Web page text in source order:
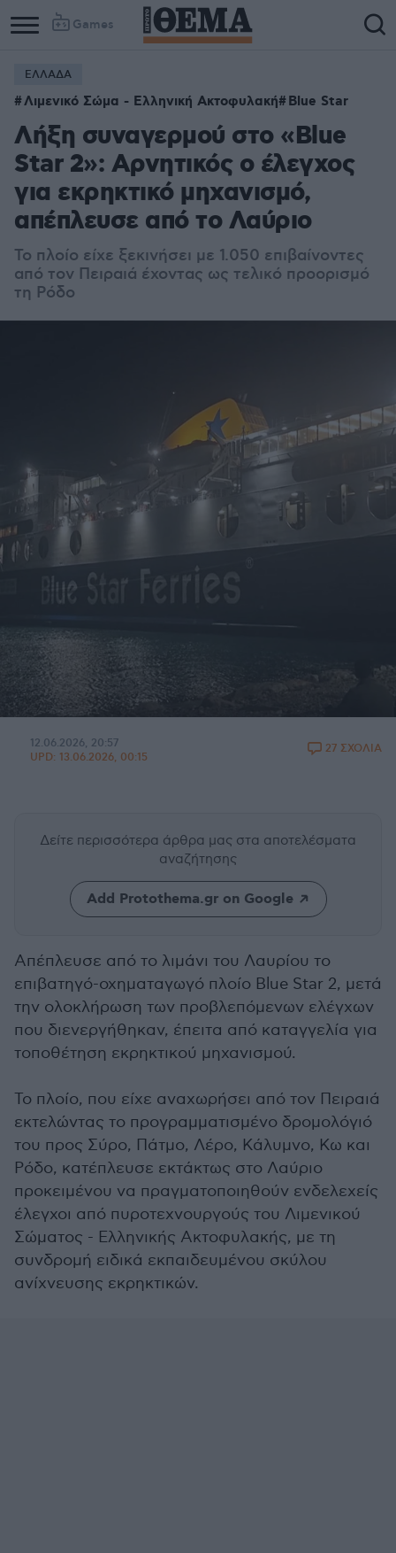
Games
ΕΛΛΑΔΑ
Λιμενικό Σώμα - Ελληνική Ακτοφυλακή Blue Star
Λήξη συναγερμού στο «Blue
Star 2»: Αρνητικός ο έλεγχος
για εκρηκτικό μηχανισμό,
απέπλευσε από το Λαύριο
Το πλοίο είχε ξεκινήσει με 1.050 επιβαίνοντες
από τον Πειραιά έχοντας ως τελικό προορισμό
τη Ρόδο
12.06.2026, 20:57
UPD: 13.06.2026, 00:15
27 ΣΧΟΛΙΑ
Δείτε περισσότερα άρθρα μας στα αποτελέσματα
αναζήτησης
Add Protothema.gr on Google
Απέπλευσε από το λιμάνι του Λαυρίου το
επιβατηγό-οχηματαγωγό πλοίο Blue Star 2, μετά
την ολοκλήρωση των προβλεπόμενων ελέγχων
που διενεργήθηκαν, έπειτα από καταγγελία για
τοποθέτηση εκρηκτικού μηχανισμού.
Το πλοίο, που είχε αναχωρήσει από τον Πειραιά
εκτελώντας το προγραμματισμένο δρομολόγιό
του προς Σύρο, Πάτμο, Λέρο, Κάλυμνο, Κω και
Ρόδο, κατέπλευσε εκτάκτως στο Λαύριο
προκειμένου να πραγματοποιηθούν ενδελεχείς
έλεγχοι από πυροτεχνουργούς του Λιμενικού
Σώματος - Ελληνικής Ακτοφυλακής, με τη
συνδρομή ειδικά εκπαιδευμένου σκύλου
ανίχνευσης εκρηκτικών.